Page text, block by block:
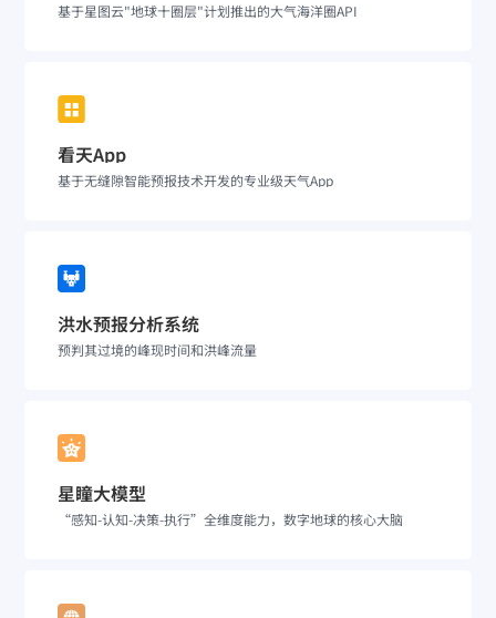
基于星图云"地球十圈层"计划推出的大气海洋圈API
看天App
基于无缝隙智能预报技术开发的专业级天气App
洪水预报分析系统
预判其过境的峰现时间和洪峰流量
星瞳大模型
“感知-认知-决策-执行”全维度能力，数字地球的核心大脑